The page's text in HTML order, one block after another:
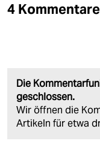
4 Kommentare
Die
geschlossen.
Wir öffnen die
Artikeln für etwa